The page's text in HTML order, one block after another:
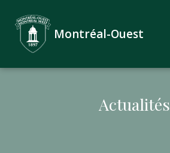
Actualités
Montréal-Ouest